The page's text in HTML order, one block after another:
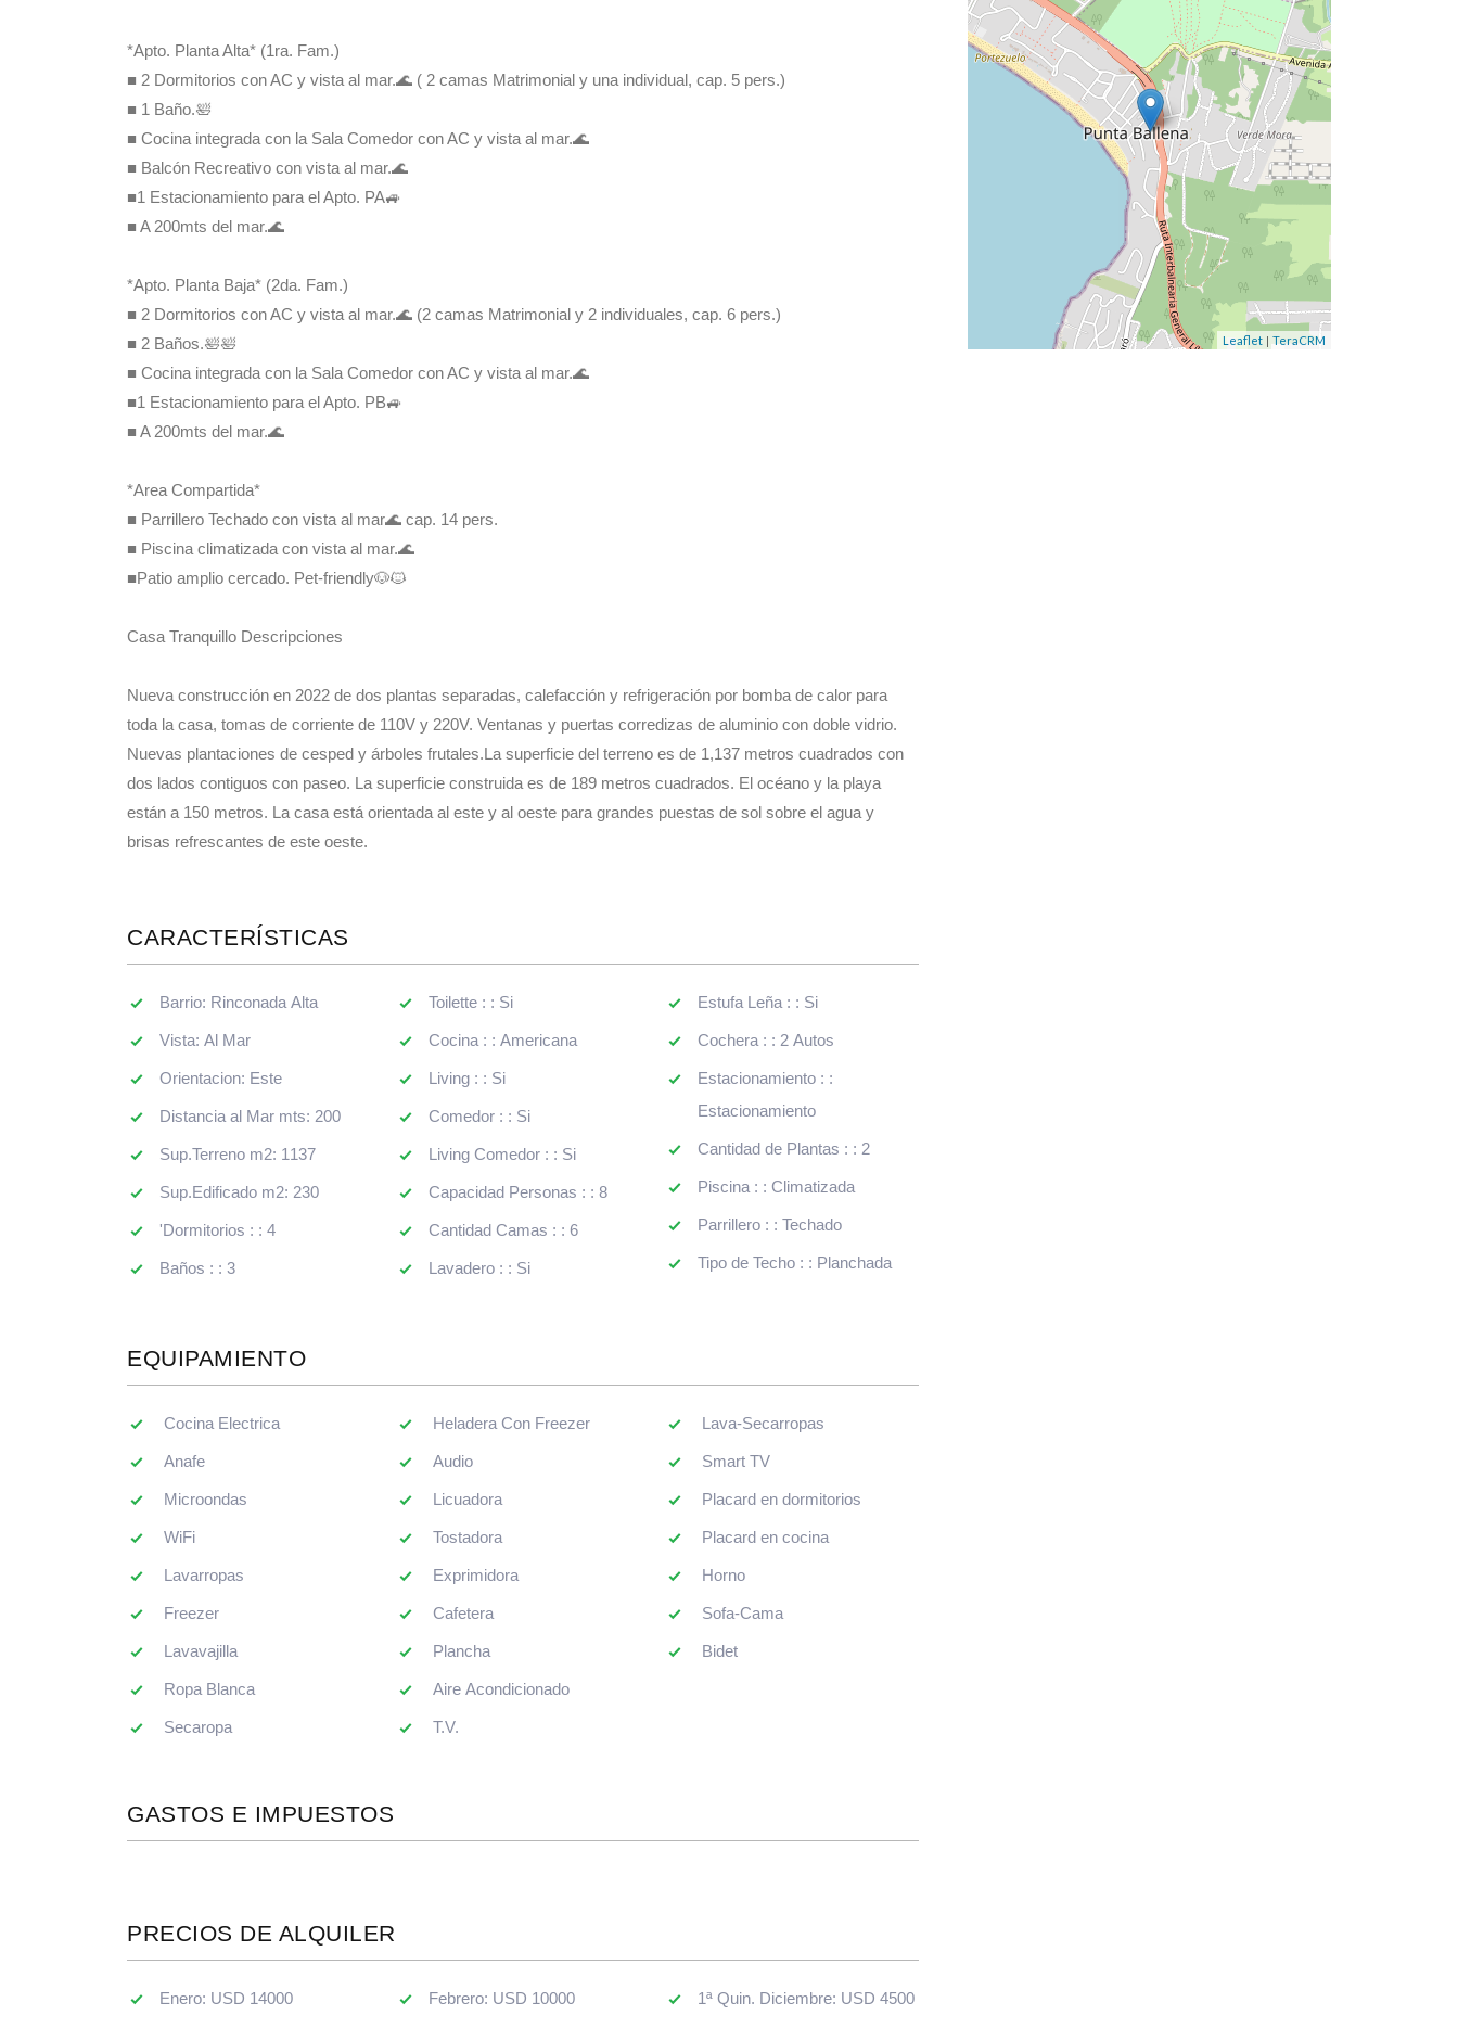
■1 Estacionamiento para el Apto. PA🚙
■ A 200mts del mar.🌊
*Apto. Planta Baja* (2da. Fam.)
■ 2 Dormitorios con AC y vista al mar.🌊 (2 camas Matrimonial y 2 individuales, cap. 6 pers.)
■ 2 Baños.🛀🛀
■ Cocina integrada con la Sala Comedor con AC y vista al mar.🌊
■ A 200mts del mar.🌊
*Area Compartida*
■ Parrillero Techado con vista al mar🌊 cap. 14 pers.
■ Piscina climatizada con vista al mar.🌊
■Patio amplio cercado. Pet-friendly🐶🐱
Casa Tranquillo Descripciones
Nueva construcción en 2022 de dos plantas separadas, calefacción y refrigeración por bomba de calor para
toda la casa, tomas de corriente de 110V y 220V. Ventanas y puertas corredizas de aluminio con doble vidrio.
dos lados contiguos con paseo. La superficie construida es de 189 metros cuadrados. El océano y la playa
brisas refrescantes de este oeste.
CARACTERÍSTICAS
Barrio: Rinconada Alta
Orientacion: Este
Distancia al Mar mts: 200
Sup.Terreno m2: 1137
Sup.Edificado m2: 230
'Dormitorios : : 4
Baños : : 3
Comedor : : Si
Living Comedor : : Si
Capacidad Personas : : 8
Cantidad Camas : : 6
Lavadero : : Si
Estacionamiento
Cantidad de Plantas : : 2
Piscina : : Climatizada
Parrillero : : Techado
Tipo de Techo : : Planchada
EQUIPAMIENTO
Cocina Electrica
Microondas
WiFi
Lavarropas
Freezer
Lavavajilla
Ropa Blanca
Secaropa
Heladera Con Freezer
Tostadora
Exprimidora
Cafetera
Plancha
Aire Acondicionado
T.V.
Lava-Secarropas
Placard en cocina
Horno
Sofa-Cama
Bidet
GASTOS E IMPUESTOS
2ª Quin. Enero: USD 7000
Leaflet | TeraCRM